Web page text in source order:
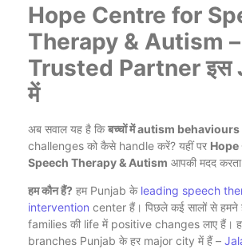
Hope Centre for
Therapy & Autism
Trusted Partner इस
में
अब सवाल यह है किबच्चों में autism behaviours
challenges को कैसे handle करें? यहीं पर
Speech Therapy & Autism आपकी मदद
हम कौन हैं? हम Punjab के leading speech
intervention center हैं। पिछले कई सालों से हमने
families की life में positive changes लाए हैं।
branches Punjab के हर major city में हैं –